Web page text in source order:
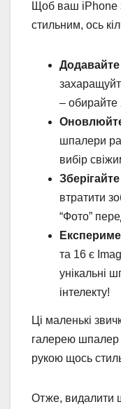
Щоб ваш iPhone
стильним, ось
–
шпалери
вибір
втратити
“Фото”
та 16 є
унікальні
інтелекту!
Ці маленькі
галерею шпалер
рукою щось
Отже, видалити